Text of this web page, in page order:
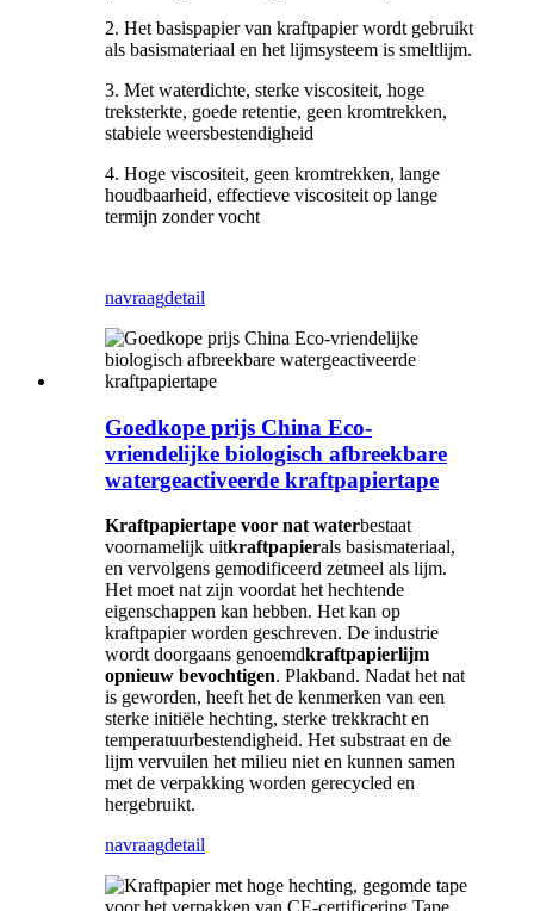
2. Het basispapier van kraftpapier wordt gebruikt
als basismateriaal en het lijmsysteem is smeltlijm.
3. Met waterdichte, sterke viscositeit, hoge
treksterkte, goede retentie, geen kromtrekken,
stabiele weersbestendigheid
4. Hoge viscositeit, geen kromtrekken, lange
houdbaarheid, effectieve viscositeit op lange
termijn zonder vocht
navraagdetail
Goedkope prijs China Eco-
vriendelijke biologisch afbreekbare
watergeactiveerde kraftpapiertape
Kraftpapiertape voor nat waterbestaat
voornamelijk uitkraftpapierals basismateriaal,
en vervolgens gemodificeerd zetmeel als lijm.
Het moet nat zijn voordat het hechtende
eigenschappen kan hebben. Het kan op
kraftpapier worden geschreven. De industrie
wordt doorgaans genoemdkraftpapierlijm
opnieuw bevochtigen. Plakband. Nadat het nat
is geworden, heeft het de kenmerken van een
sterke initiële hechting, sterke trekkracht en
temperatuurbestendigheid. Het substraat en de
lijm vervuilen het milieu niet en kunnen samen
met de verpakking worden gerecycled en
hergebruikt.
navraagdetail